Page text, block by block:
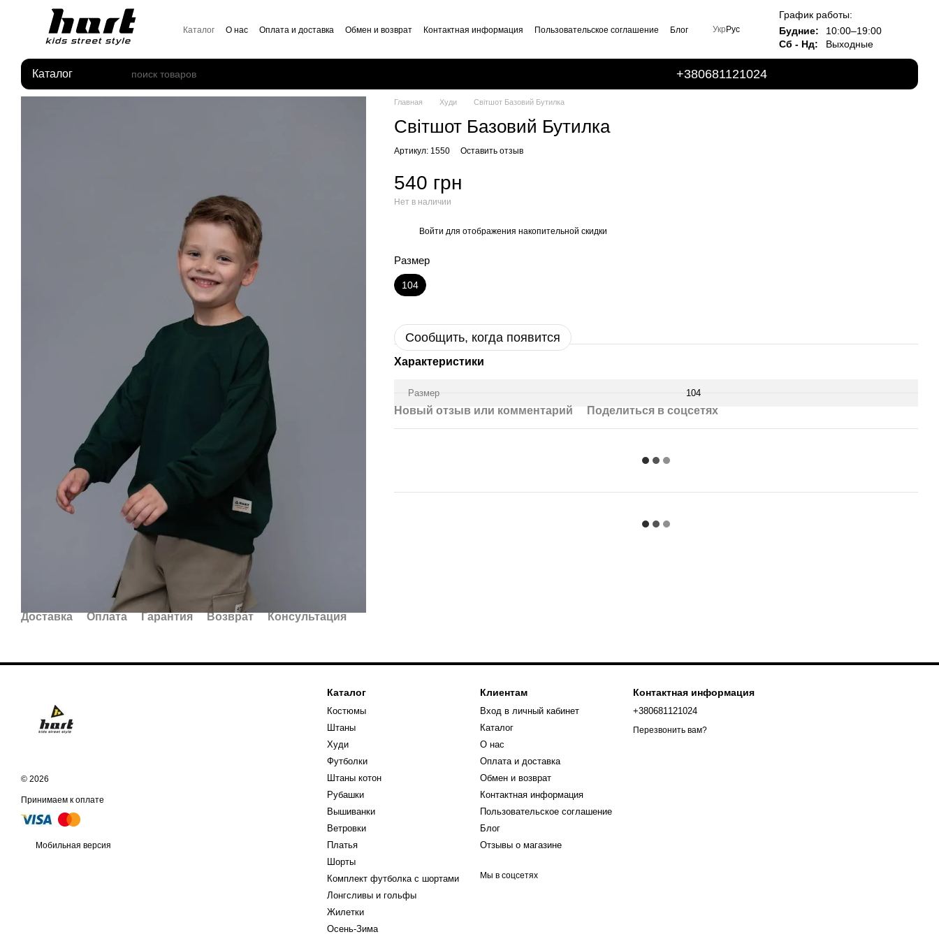
Перейти к основному контенту
Каталог О нас Оплата и доставка Обмен и возврат Контактная информация Пользовательское соглашение
Блог
Укр Рус
График работы:
Будние:
10:00–19:00
Сб - Нд:
Выходные
Каталог +380681121024
Доставка Оплата Гарантия Возврат Консультация
Главная Худи Світшот Базовий Бутилка
Світшот Базовий Бутилка
Артикул: 1550 Оставить отзыв
540 грн
Нет в наличии
Войти для отображения накопительной скидки
Размер
104
Сообщить, когда появится
Характеристики
Размер 104
Новый отзыв или комментарий Поделиться в соцсетях
© 2026
Принимаем к оплате
Мобильная версия
Каталог
Костюмы
Штаны
Худи
Футболки
Штаны котон
Рубашки
Вышиванки
Ветровки
Платья
Шорты
Комплект футболка с шортами
Лонгсливы и гольфы
Жилетки
Осень-Зима
Клиентам
Вход в личный кабинет
Каталог
О нас
Оплата и доставка
Обмен и возврат
Контактная информация
Пользовательское соглашение
Блог
Отзывы о магазине
Мы в соцсетях
Контактная информация
+380681121024
Перезвонить вам?